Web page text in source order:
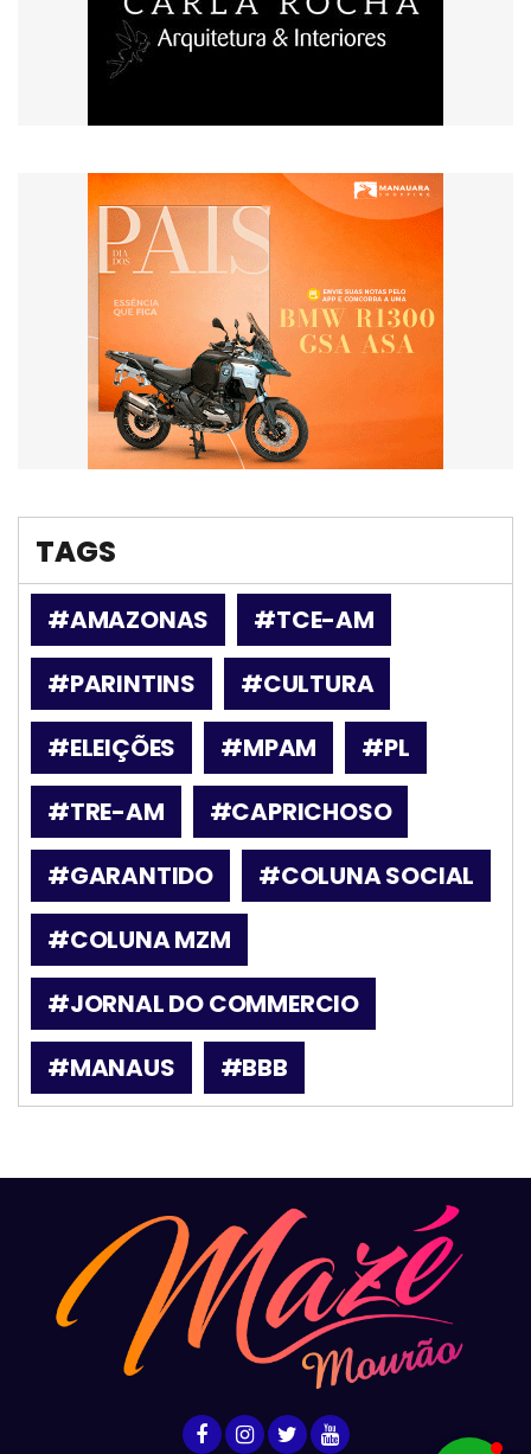
TAGS
#AMAZONAS
#TCE-AM
#PARINTINS
#CULTURA
#ELEIÇÕES
#MPAM
#PL
#TRE-AM
#CAPRICHOSO
#GARANTIDO
#COLUNA SOCIAL
#COLUNA MZM
#JORNAL DO COMMERCIO
#MANAUS
#BBB